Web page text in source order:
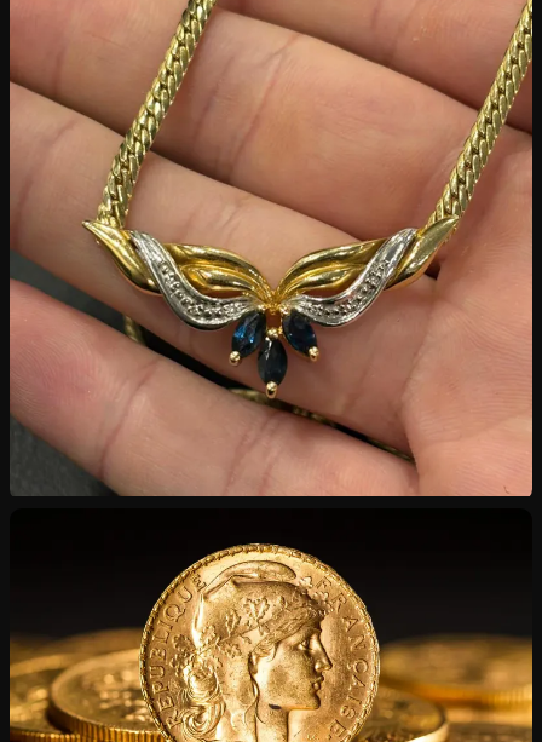
Chaînes, bagues, montres — état intact ou endommagé